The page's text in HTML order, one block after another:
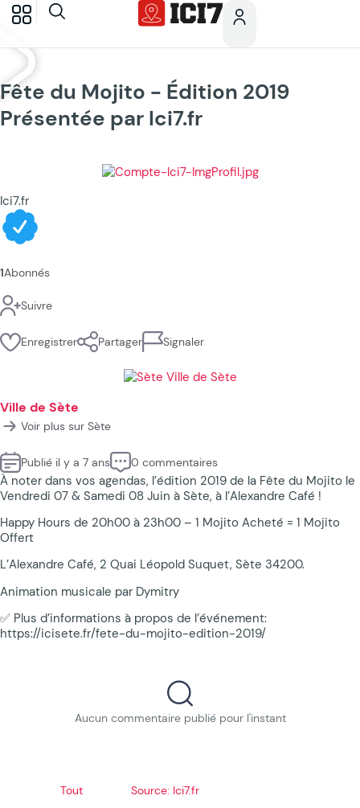
Fête du Mojito - Édition 2019
Présentée par Ici7.fr
Ici7.fr
1Abonnés
Suivre
Enregistrer Partager Signaler
Ville de Sète
Voir plus sur Sète
Publié il y a 7 ans 0 commentaires
À noter dans vos agendas, l’édition 2019 de la Fête du Mojito le
Vendredi 07 & Samedi 08 Juin à Sète, à l’Alexandre Café !
Happy Hours de 20h00 à 23h00 – 1 Mojito Acheté = 1 Mojito
Offert
L’Alexandre Café, 2 Quai Léopold Suquet, Sète 34200.
Animation musicale par Dymitry
✅ Plus d’informations à propos de l’événement:
https://icisete.fr/fete-du-mojito-edition-2019/
Aucun commentaire publié pour l'instant
Tout Source: Ici7.fr